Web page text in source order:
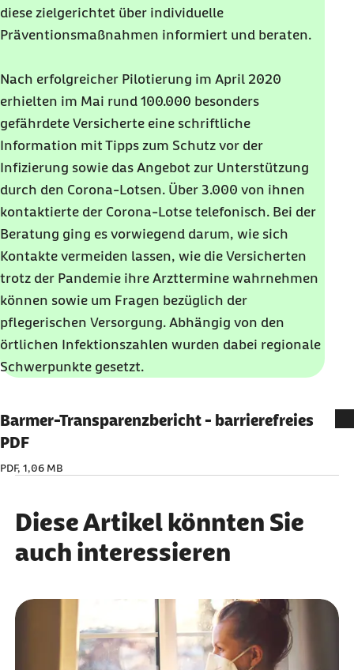
diese zielgerichtet über individuelle
Präventionsmaßnahmen informiert und beraten.
Nach erfolgreicher Pilotierung im April 2020
erhielten im Mai rund 100.000 besonders
gefährdete Versicherte eine schriftliche
Information mit Tipps zum Schutz vor der
Infizierung sowie das Angebot zur Unterstützung
durch den Corona-Lotsen. Über 3.000 von ihnen
kontaktierte der Corona-Lotse telefonisch. Bei der
Beratung ging es vorwiegend darum, wie sich
Kontakte vermeiden lassen, wie die Versicherten
trotz der Pandemie ihre Arzttermine wahrnehmen
können sowie um Fragen bezüglich der
pflegerischen Versorgung. Abhängig von den
örtlichen Infektionszahlen wurden dabei regionale
Schwerpunkte gesetzt.
Barmer-Transparenzbericht - barrierefreies
PDF
PDF, 1,06 MB
Diese Artikel könnten Sie
auch interessieren